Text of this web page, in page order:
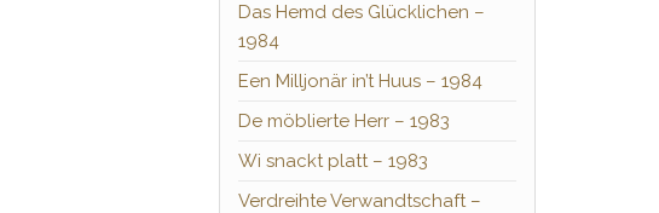
Das Hemd des Glücklichen –
1984
Een Milljonär in’t Huus – 1984
De möblierte Herr – 1983
Wi snackt platt – 1983
Verdreihte Verwandtschaft –